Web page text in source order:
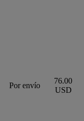
Por envío
76.00
USD